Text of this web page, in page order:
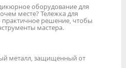
оборудование для
месте? Тележка для
практичное решение, чтобы
мастера.
металл, защищенный от